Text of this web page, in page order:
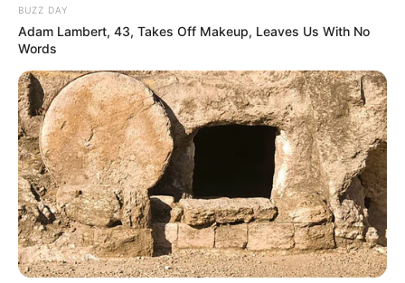
BUZZ DAY
Adam Lambert, 43, Takes Off Makeup, Leaves Us With No
Words